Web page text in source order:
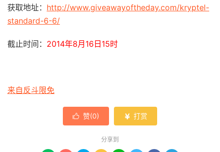
获取地址： http://www.giveawayoftheday.com/kryptel-
standard-6-6/
截止时间： 2014年8月16日15时
来自反斗限免
 赞(0)  打赏
分享到